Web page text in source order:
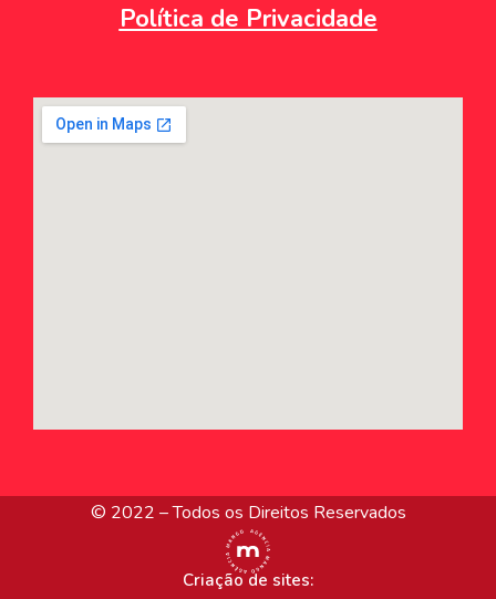
Política de Privacidade
© 2022 – Todos os Direitos Reservados
Criação de sites: